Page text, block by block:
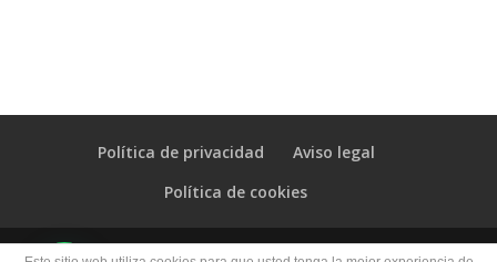
Política de privacidad
Aviso legal
Política de cookies